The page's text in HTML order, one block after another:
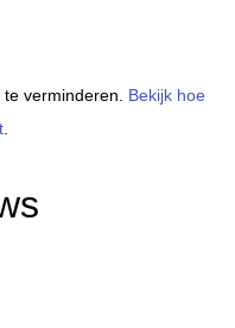
verminderen. Bekijk hoe